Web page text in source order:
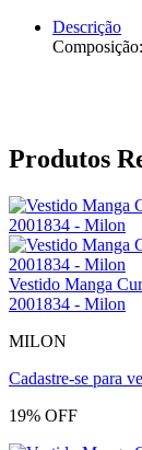
Descrição
Produtos
Vestido Manga
2001834 - Milon
MILON
Cadastre-se para
19% OFF